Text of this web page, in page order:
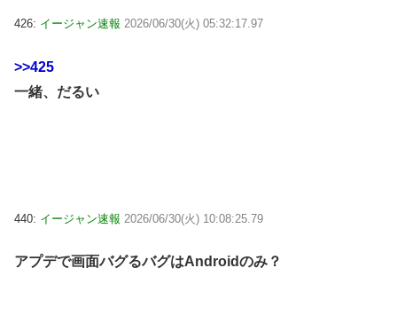
426: イージャン速報 2026/06/30(火) 05:32:17.97
>>425
一緒、だるい
440: イージャン速報 2026/06/30(火) 10:08:25.79
アプデで画面バグるバグはAndroidのみ？